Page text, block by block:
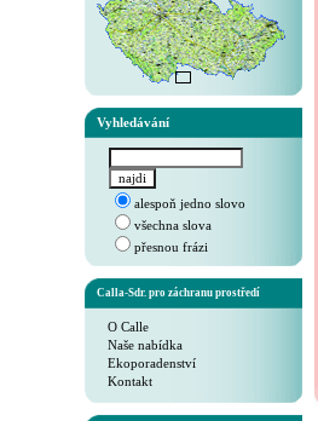
Vyhledávání
alespoň jedno slovo
všechna slova
přesnou frázi
Calla-Sdr. pro záchranu prostředí
O Calle
Naše nabídka
Ekoporadenství
Kontakt